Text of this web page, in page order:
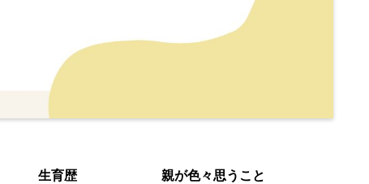
生育歴 親が色々思うこと